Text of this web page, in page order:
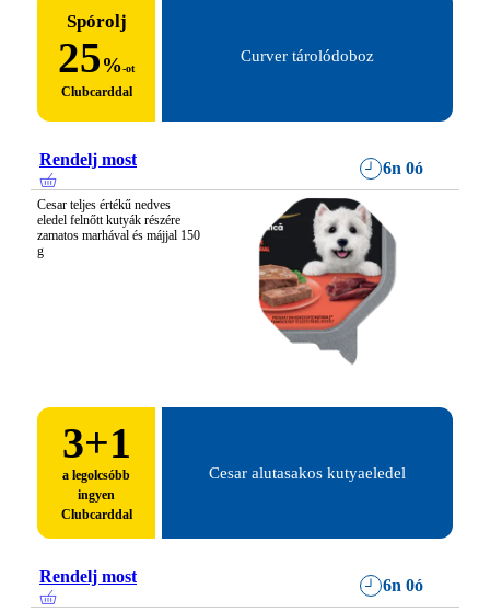
Spórolj
25%-ot
Clubcarddal
Curver tárolódoboz
Rendelj most 6n 0ó
Cesar teljes értékű nedves
eledel felnőtt kutyák részére
zamatos marhával és májjal 150
g
3+1
a legolcsóbb
ingyen
Clubcarddal
Cesar alutasakos kutyaeledel
Rendelj most 6n 0ó